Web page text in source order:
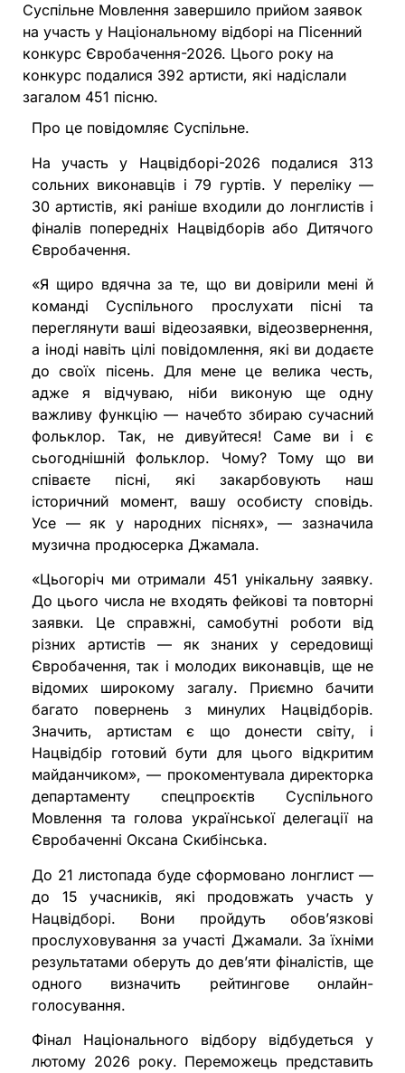
Суспільне Мовлення завершило прийом заявок
на участь у Національному відборі на Пісенний
конкурс Євробачення-2026. Цього року на
конкурс подалися 392 артисти, які надіслали
загалом 451 пісню.
Про це повідомляє Суспільне.
На участь у Нацвідборі-2026 подалися 313
сольних виконавців і 79 гуртів. У переліку —
30 артистів, які раніше входили до лонглистів і
фіналів попередніх Нацвідборів або Дитячого
Євробачення.
«Я щиро вдячна за те, що ви довірили мені й
команді Суспільного прослухати пісні та
переглянути ваші відеозаявки, відеозвернення,
а іноді навіть цілі повідомлення, які ви додаєте
до своїх пісень. Для мене це велика честь,
адже я відчуваю, ніби виконую ще одну
важливу функцію — начебто збираю сучасний
фольклор. Так, не дивуйтеся! Саме ви і є
сьогоднішній фольклор. Чому? Тому що ви
співаєте пісні, які закарбовують наш
історичний момент, вашу особисту сповідь.
Усе — як у народних піснях», — зазначила
музична продюсерка Джамала.
«Цьогоріч ми отримали 451 унікальну заявку.
До цього числа не входять фейкові та повторні
заявки. Це справжні, самобутні роботи від
різних артистів — як знаних у середовищі
Євробачення, так і молодих виконавців, ще не
відомих широкому загалу. Приємно бачити
багато повернень з минулих Нацвідборів.
Значить, артистам є що донести світу, і
Нацвідбір готовий бути для цього відкритим
майданчиком», — прокоментувала директорка
департаменту спецпроєктів Суспільного
Мовлення та голова української делегації на
Євробаченні Оксана Скибінська.
До 21 листопада буде сформовано лонглист —
до 15 учасників, які продовжать участь у
Нацвідборі. Вони пройдуть обов’язкові
прослуховування за участі Джамали. За їхніми
результатами оберуть до дев’яти фіналістів, ще
одного визначить рейтингове онлайн-
голосування.
Фінал Національного відбору відбудеться у
лютому 2026 року. Переможець представить